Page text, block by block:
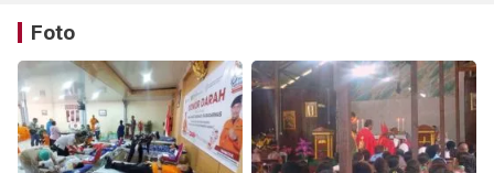
Foto